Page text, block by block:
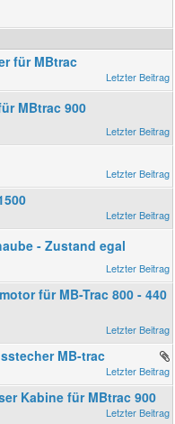
für MBtrac
MBtrac 900
- Zustand egal
für MB-Trac 800 - 440
MB-trac
Kabine für MBtrac 900